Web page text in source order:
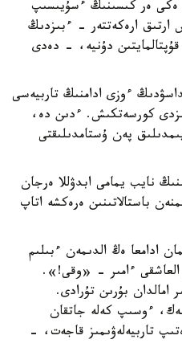
ەكى ەر كىسىنىڭ ءسۇيىسىپ
ارتىق ارەكەتتەر - ءبىزدىڭ
دۇنيە، - دەدى
ءوزى ادامنىڭ تاربيەسى
كورسەتكىش. ءدىن دە،
پەن ۇستامدىلىقتى
نايب يمامى ابدۋللا ەرجان
باستالاتىنىن ەرەكشە اتاپ
ادامعا ەڭ الدىمەن ءبىلىم
ءامىر - «وقى!».
امالدان بۇرىن تۇرادى.
ءوسىپ كەلە جاتقان
تاربيەلەۋىمىز قاجەت، -